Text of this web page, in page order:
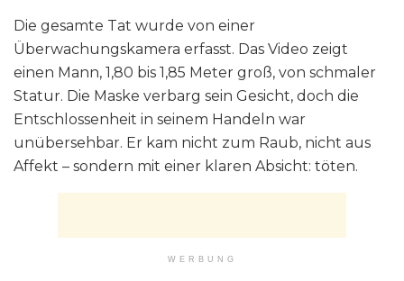
Die gesamte Tat wurde von einer
Überwachungskamera erfasst. Das Video zeigt
einen Mann, 1,80 bis 1,85 Meter groß, von schmaler
Statur. Die Maske verbarg sein Gesicht, doch die
Entschlossenheit in seinem Handeln war
unübersehbar. Er kam nicht zum Raub, nicht aus
Affekt – sondern mit einer klaren Absicht: töten.
WERBUNG